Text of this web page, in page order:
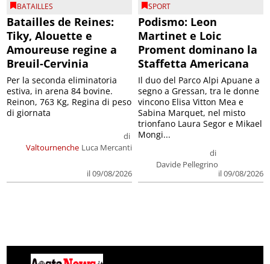
BATAILLES
Batailles de Reines:
Tiky, Alouette e
Amoureuse regine a
Breuil-Cervinia
Valtournenche
di
Luca Mercanti
il 09/08/2026
Per la seconda eliminatoria
estiva, in arena 84 bovine.
Reinon, 763 Kg, Regina di peso
di giornata
SPORT
Podismo: Leon
Martinet e Loic
Proment dominano la
Staffetta Americana
di
Davide Pellegrino
il 09/08/2026
Il duo del Parco Alpi Apuane a
segno a Gressan, tra le donne
vincono Elisa Vitton Mea e
Sabina Marquet, nel misto
trionfano Laura Segor e Mikael
Mongi...